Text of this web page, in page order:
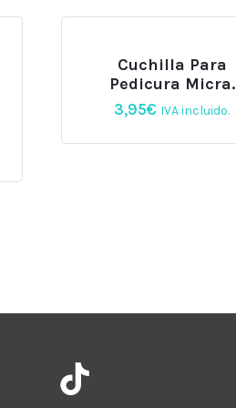
Cuchilla Para
Pedicura Micra.
3,95€ IVA incluido.